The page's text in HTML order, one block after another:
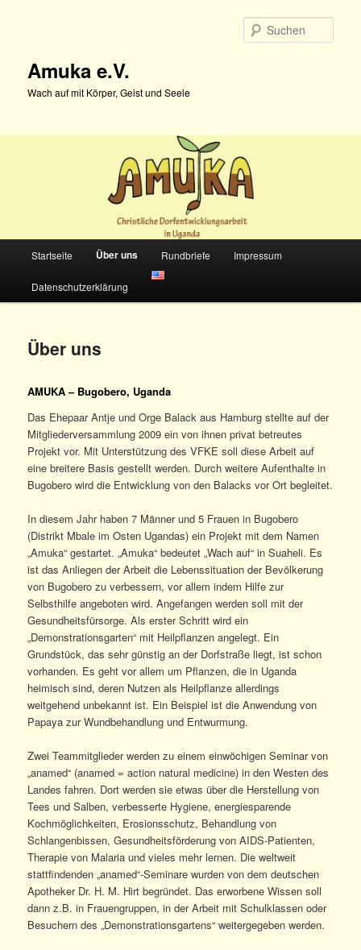
Amuka e.V.
Wach auf mit Körper, Geist und Seele
Startseite Über uns Rundbriefe Impressum
Datenschutzerklärung
Über uns
AMUKA – Bugobero, Uganda
Das Ehepaar Antje und Orge Balack aus Hamburg stellte auf der
Mitgliederversammlung 2009 ein von ihnen privat betreutes
Projekt vor. Mit Unterstützung des VFKE soll diese Arbeit auf
eine breitere Basis gestellt werden. Durch weitere Aufenthalte in
Bugobero wird die Entwicklung von den Balacks vor Ort begleitet.
In diesem Jahr haben 7 Männer und 5 Frauen in Bugobero
(Distrikt Mbale im Osten Ugandas) ein Projekt mit dem Namen
„Amuka“ gestartet. „Amuka“ bedeutet „Wach auf“ in Suaheli. Es
ist das Anliegen der Arbeit die Lebenssituation der Bevölkerung
von Bugobero zu verbessern, vor allem indem Hilfe zur
Selbsthilfe angeboten wird. Angefangen werden soll mit der
Gesundheitsfürsorge. Als erster Schritt wird ein
„Demonstrationsgarten“ mit Heilpflanzen angelegt. Ein
Grundstück, das sehr günstig an der Dorfstraße liegt, ist schon
vorhanden. Es geht vor allem um Pflanzen, die in Uganda
heimisch sind, deren Nutzen als Heilpflanze allerdings
weitgehend unbekannt ist. Ein Beispiel ist die Anwendung von
Papaya zur Wundbehandlung und Entwurmung.
Zwei Teammitglieder werden zu einem einwöchigen Seminar von
„anamed“ (anamed = action natural medicine) in den Westen des
Landes fahren. Dort werden sie etwas über die Herstellung von
Tees und Salben, verbesserte Hygiene, energiesparende
Kochmöglichkeiten, Erosionsschutz, Behandlung von
Schlangenbissen, Gesundheitsförderung von AIDS-Patienten,
Therapie von Malaria und vieles mehr lernen. Die weltweit
stattfindenden „anamed“-Seminare wurden von dem deutschen
Apotheker Dr. H. M. Hirt begründet. Das erworbene Wissen soll
dann z.B. in Frauengruppen, in der Arbeit mit Schulklassen oder
Besuchern des „Demonstrationsgartens“ weitergegeben werden.